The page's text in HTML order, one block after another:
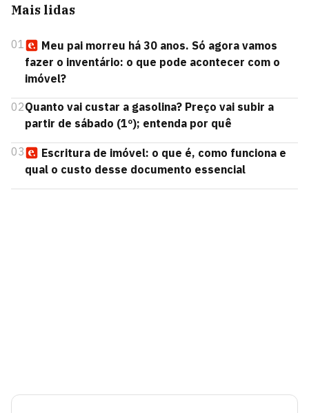
Mais lidas
01
Meu pai morreu há 30 anos. Só agora vamos
fazer o inventário: o que pode acontecer com o
imóvel?
02Quanto vai custar a gasolina? Preço vai subir a
partir de sábado (1º); entenda por quê
03
Escritura de imóvel: o que é, como funciona e
qual o custo desse documento essencial